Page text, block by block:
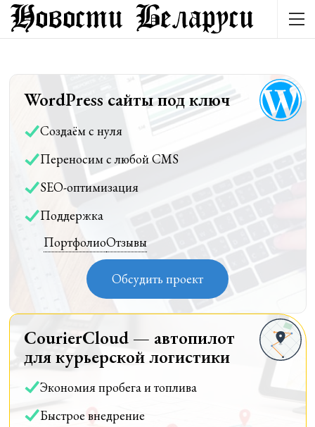
WordPress сайты под ключ
Создаём с нуля
Переносим с любой CMS
SEO-оптимизация
Поддержка
ПортфолиоОтзывы
Обсудить проект
CourierCloud — автопилот
для курьерской логистики
Экономия пробега и топлива
Быстрое внедрение